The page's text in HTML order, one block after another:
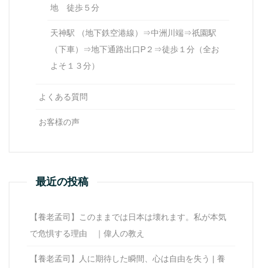
地 徒歩５分
天神駅 （地下鉄空港線）⇒中洲川端⇒祇園駅
（下車）⇒地下通路出口P２⇒徒歩１分（全お
よそ１３分）
よくある質問
お客様の声
最近の投稿
【養老孟司】このままでは日本は壊れます。私が本気
で危惧する理由 ｜偉人の教え
【養老孟司】人に期待した瞬間、心は自由を失う | 養